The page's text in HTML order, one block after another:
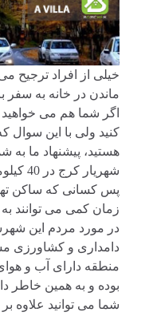
خیلی از افراد ترجیح
ماندن در خانه به سفر
اگر شما هم می خواهید
هستید، پیشنهاد ما
پس کسانی که ساکن
زمان کمی می توانند
در مورد مردم این
دامداری و کشاورزی
منطقه دارای آب و
بوده و به همین خاطر
شما می توانید علاوه